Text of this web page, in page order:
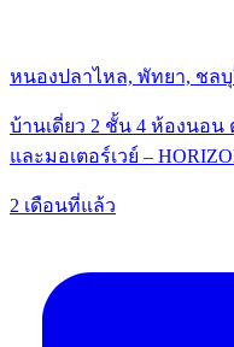
หนองปลาไหล, พัทยา, ชลบุ
บ้านเดี่ยว 2 ชั้น 4 ห้องนอน
และมอเตอร์เวย์ –
2 เดือนที่แล้ว